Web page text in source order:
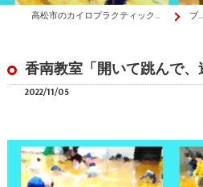
高松市のカイロプラクティックはか・から～ず施術院 ブログ
香南教室「開いて跳んで、
2022/11/05